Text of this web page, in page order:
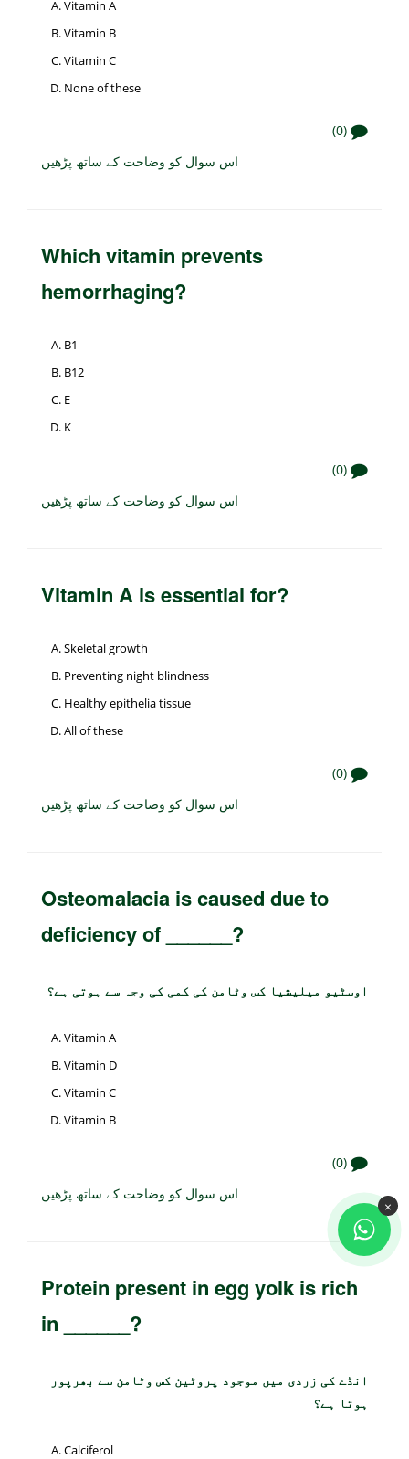
Vitamin A
Vitamin B
Vitamin C
None of these
(0)
اس سوال کو وضاحت کے ساتھ پڑھیں
Which vitamin prevents
hemorrhaging?
B1
B12
E
K
(0)
اس سوال کو وضاحت کے ساتھ پڑھیں
Vitamin A is essential for?
Skeletal growth
Preventing night blindness
Healthy epithelia tissue
All of these
(0)
اس سوال کو وضاحت کے ساتھ پڑھیں
Osteomalacia is caused due to
deficiency of ______?
اوسٹیو میلیشیا کس وٹامن کی کمی کی وجہ سے ہوتی ہے؟
Vitamin A
Vitamin D
Vitamin C
Vitamin B
(0)
اس سوال کو وضاحت کے ساتھ پڑھیں
Protein present in egg yolk is rich
in ______?
انڈے کی زردی میں موجود پروٹین کس وٹامن سے بھرپور
ہوتا ہے؟
Calciferol
×